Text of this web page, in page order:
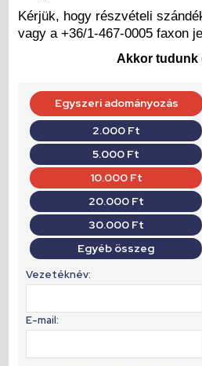
Kérjük, hogy részvételi
vagy a +36/1-467-0005 faxon
Akkor tudunk